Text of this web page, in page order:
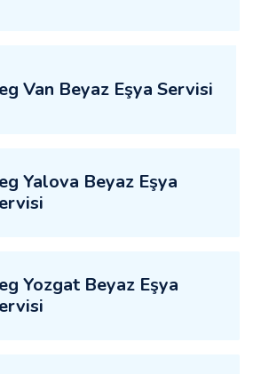
Van Beyaz Eşya Servisi
Yalova Beyaz Eşya
Yozgat Beyaz Eşya